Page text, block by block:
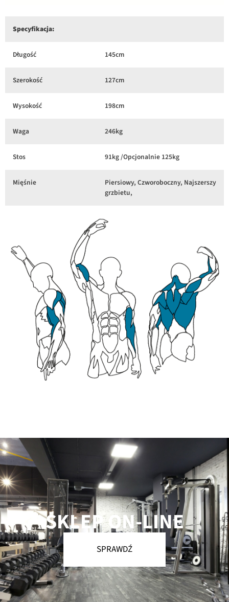
Specyfikacja:
Długość 145cm
Szerokość 127cm
Wysokość 198cm
Waga 246kg
Stos 91kg /Opcjonalnie 125kg
Mięśnie
Piersiowy, Czworoboczny, Najszerszy
grzbietu,
SKLEP ON-LINE
SPRAWDŹ